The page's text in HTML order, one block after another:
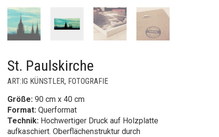
St. Paulskirche
ART:IG KÜNSTLER, FOTOGRAFIE
Größe: 90 cm x 40 cm
Format: Querformat
Technik: Hochwertiger Druck auf Holzplatte
aufkaschiert. Oberflächenstruktur durch